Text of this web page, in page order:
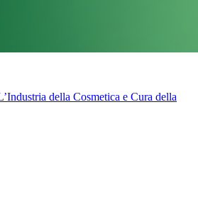
della Cosmetica e Cura della